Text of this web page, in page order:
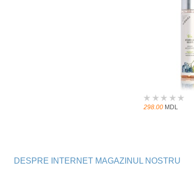
298.00 MDL
DESPRE INTERNET MAGAZINUL NOSTRU